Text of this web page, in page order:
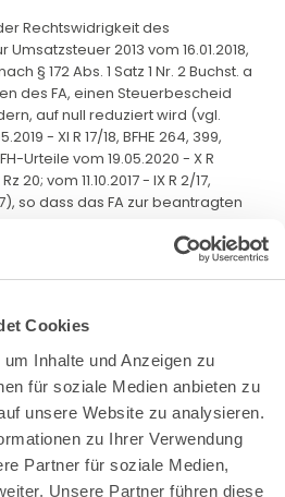
Cookies
Inhalte und Anzeigen zu
für soziale Medien anbieten zu
unsere Website zu analysieren.
zu Ihrer Verwendung
Partner für soziale Medien,
Unsere Partner führen diese
Rechtswidrigkeit des
2013 vom 16.01.2018,
§ 172 Abs. 1 Satz 1 Nr. 2 Buchst. a
des FA, einen Steuerbescheid
auf null reduziert wird (vgl.
- XI R 17/18, BFHE 264, 399,
Urteile vom 19.05.2020 - X R
20; vom 11.10.2017 - IX R 2/17,
so dass das FA zur beantragten